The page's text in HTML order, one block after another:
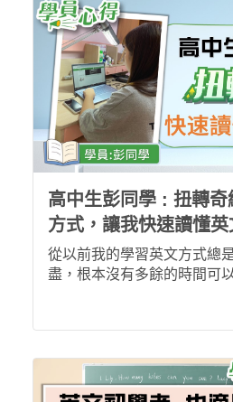
疲，全方位提升英文能力！
高中生彭同學 : 扭轉奇
方式，讓我快速讀懂
從以前我的學習英文方式總
盡，根本沒有多餘的時間可
文實力，我開始使用希平方
扭轉奇績課程，而這樣的學
學得更多更完整。我持續使
自己在閱讀英文文章的速度